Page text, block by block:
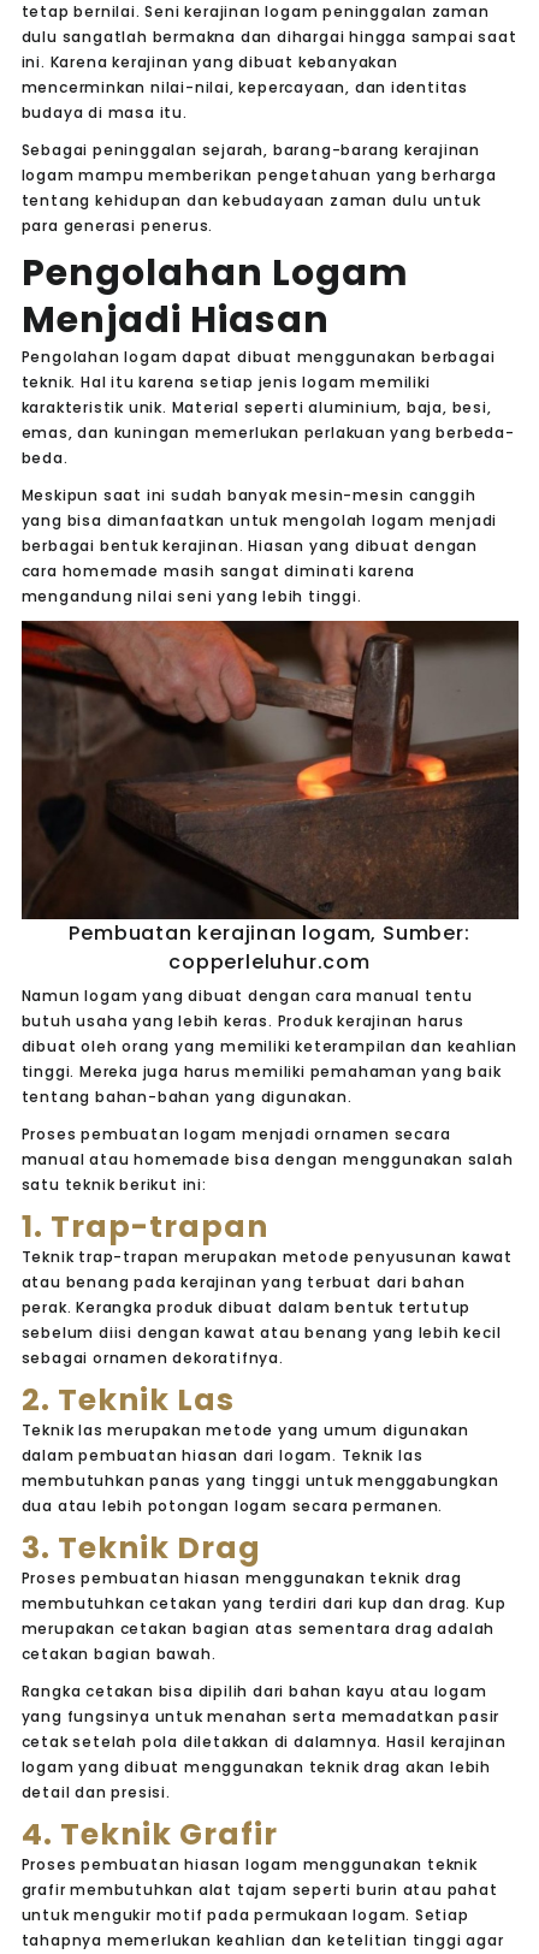
tetap bernilai. Seni kerajinan logam peninggalan zaman
dulu sangatlah bermakna dan dihargai hingga sampai saat
ini. Karena kerajinan yang dibuat kebanyakan
mencerminkan nilai-nilai, kepercayaan, dan identitas
budaya di masa itu.
Sebagai peninggalan sejarah, barang-barang kerajinan
logam mampu memberikan pengetahuan yang berharga
tentang kehidupan dan kebudayaan zaman dulu untuk
para generasi penerus.
Pengolahan Logam
Menjadi Hiasan
Pengolahan logam dapat dibuat menggunakan berbagai
teknik. Hal itu karena setiap jenis logam memiliki
karakteristik unik. Material seperti aluminium, baja, besi,
emas, dan kuningan memerlukan perlakuan yang berbeda-
beda.
Meskipun saat ini sudah banyak mesin-mesin canggih
yang bisa dimanfaatkan untuk mengolah logam menjadi
berbagai bentuk kerajinan. Hiasan yang dibuat dengan
cara homemade masih sangat diminati karena
mengandung nilai seni yang lebih tinggi.
Pembuatan kerajinan logam, Sumber:
copperleluhur.com
Namun logam yang dibuat dengan cara manual tentu
butuh usaha yang lebih keras. Produk kerajinan harus
dibuat oleh orang yang memiliki keterampilan dan keahlian
tinggi. Mereka juga harus memiliki pemahaman yang baik
tentang bahan-bahan yang digunakan.
Proses pembuatan logam menjadi ornamen secara
manual atauhomemade bisa dengan menggunakan salah
satu teknik berikut ini:
1. Trap-trapan
Teknik trap-trapan merupakan metode penyusunan kawat
atau benang pada kerajinan yang terbuat dari bahan
perak. Kerangka produk dibuat dalam bentuk tertutup
sebelum diisi dengan kawat atau benang yang lebih kecil
sebagai ornamen dekoratifnya.
2. Teknik Las
Teknik las merupakan metode yang umum digunakan
dalam pembuatan hiasan dari logam. Teknik las
membutuhkan panas yang tinggi untuk menggabungkan
dua atau lebih potongan logam secara permanen.
3. Teknik Drag
Proses pembuatan hiasan menggunakan teknik drag
membutuhkan cetakan yang terdiri dari kup dan drag. Kup
merupakan cetakan bagian atas sementara drag adalah
cetakan bagian bawah.
Rangka cetakan bisa dipilih dari bahan kayu atau logam
yang fungsinya untuk menahan serta memadatkan pasir
cetak setelah pola diletakkan di dalamnya. Hasil kerajinan
logam yang dibuat menggunakan teknik drag akan lebih
detail dan presisi.
4. Teknik Grafir
Proses pembuatan hiasan logam menggunakan teknik
grafir membutuhkan alat tajam seperti burin atau pahat
untuk mengukir motif pada permukaan logam. Setiap
tahapnya memerlukan keahlian dan ketelitian tinggi agar